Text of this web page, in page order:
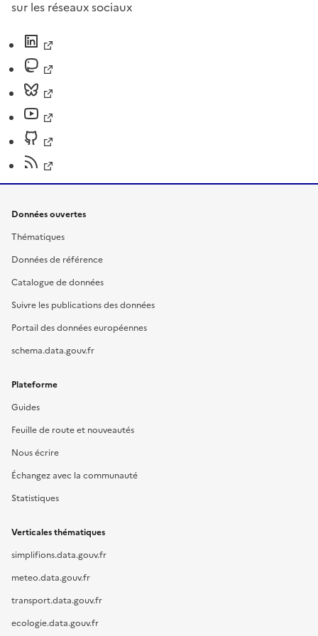
sur les réseaux sociaux
Données ouvertes
Thématiques
Données de référence
Catalogue de données
Suivre les publications des données
Portail des données européennes
schema.data.gouv.fr
Plateforme
Guides
Feuille de route et nouveautés
Nous écrire
Échangez avec la communauté
Statistiques
Verticales thématiques
simplifions.data.gouv.fr
meteo.data.gouv.fr
transport.data.gouv.fr
ecologie.data.gouv.fr